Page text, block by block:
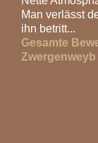
Man verlässt
ihn betritt...
Gesamte